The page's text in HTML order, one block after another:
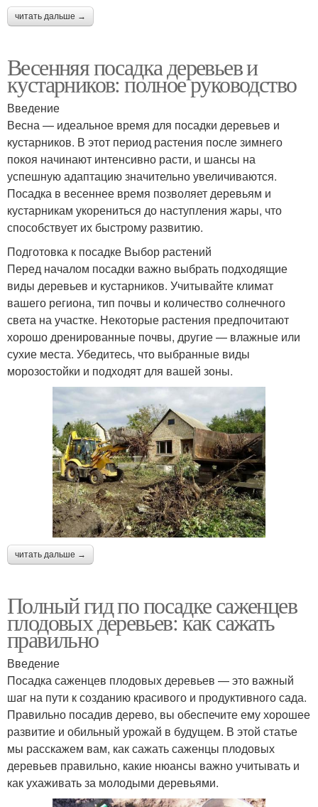
читать дальше →
Весенняя посадка деревьев и
кустарников: полное руководство
Введение
Весна — идеальное время для посадки деревьев и
кустарников. В этот период растения после зимнего
покоя начинают интенсивно расти, и шансы на
успешную адаптацию значительно увеличиваются.
Посадка в весеннее время позволяет деревьям и
кустарникам укорениться до наступления жары, что
способствует их быстрому развитию.
Подготовка к посадке Выбор растений
Перед началом посадки важно выбрать подходящие
виды деревьев и кустарников. Учитывайте климат
вашего региона, тип почвы и количество солнечного
света на участке. Некоторые растения предпочитают
хорошо дренированные почвы, другие — влажные или
сухие места. Убедитесь, что выбранные виды
морозостойки и подходят для вашей зоны.
читать дальше →
Полный гид по посадке саженцев
плодовых деревьев: как сажать
правильно
Введение
Посадка саженцев плодовых деревьев — это важный
шаг на пути к созданию красивого и продуктивного сада.
Правильно посадив дерево, вы обеспечите ему хорошее
развитие и обильный урожай в будущем. В этой статье
мы расскажем вам, как сажать саженцы плодовых
деревьев правильно, какие нюансы важно учитывать и
как ухаживать за молодыми деревьями.